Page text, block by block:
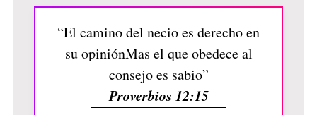
“El camino del necio es derecho en
su opiniónMas el que obedece al
consejo es sabio”
Proverbios 12:15